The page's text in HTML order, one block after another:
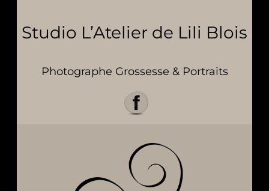
Studio L’Atelier de Lili Blois
Photographe Grossesse & Portraits